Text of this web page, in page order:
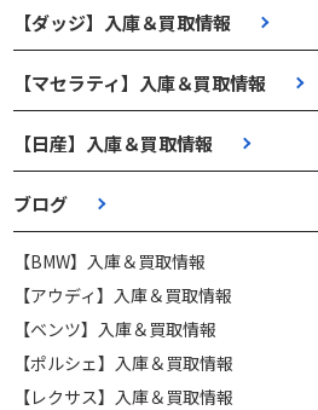
【ダッジ】入庫＆買取情報
【マセラティ】入庫＆買取情報
【日産】入庫＆買取情報
ブログ
【BMW】入庫＆買取情報
【アウディ】入庫＆買取情報
【ベンツ】入庫＆買取情報
【ポルシェ】入庫＆買取情報
【レクサス】入庫＆買取情報